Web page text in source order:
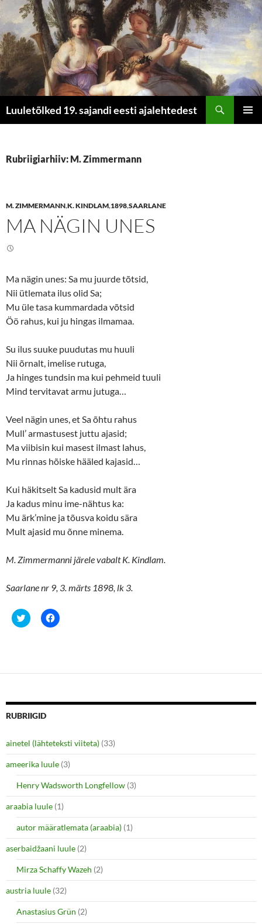
Luuletõlked 19. sajandi eesti ajalehtedest
Rubriigiarhiiv: M. Zimmermann
M. ZIMMERMANN,K. KINDLAM,1898,SAARLANE
MA NÄGIN UNES
Ma nägin unes: Sa mu juurde tõtsid,
Nii ütlemata ilus olid Sa;
Mu üle tasa kummardada võtsid
Öö rahus, kui ju hingas ilmamaa.
Su ilus suuke puudutas mu huuli
Nii õrnalt, imelise rutuga,
Ja hinges tundsin ma kui pehmeid tuuli
Mind tervitavat armu jutuga…
Veel nägin unes, et Sa õhtu rahus
Mull’ armastusest juttu ajasid;
Ma viibisin kui masest ilmast lahus,
Mu rinnas hõiske hääled kajasid…
Kui häkitselt Sa kadusid mult ära
Ja kadus minu ime-nähtus ka:
Mu ärk’mine ja tõusva koidu sära
Mult ajasid mu õnne minema.
M. Zimmermanni järele vabalt K. Kindlam.
Saarlane nr 9, 3. märts 1898, lk 3.
C
l
h
e
o
n
t
t
e
r
(
O
p
e
n
n
n
w
w
i
n
d
o
)
C
l
h
e
o
e
b
o
o
k
(
O
p
e
n
i
n
n
e
w
w
i
n
d
w
)
RUBRIIGID
ainetel (lähteteksti viiteta) (33)
ameerika luule (3)
Henry Wadsworth Longfellow (3)
araabia luule (1)
autor määratlemata (araabia) (1)
aserbaidžaani luule (2)
Mirza Schaffy Wazeh (2)
austria luule (32)
Anastasius Grün (2)